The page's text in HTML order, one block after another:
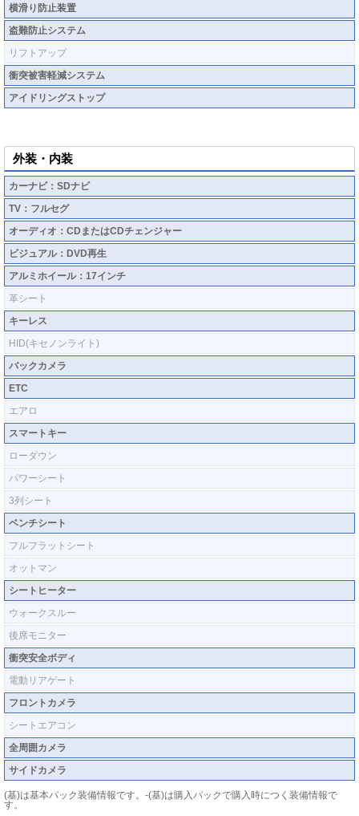
横滑り防止装置
盗難防止システム
リフトアップ
衝突被害軽減システム
アイドリングストップ
外装・内装
カーナビ：SDナビ
TV：フルセグ
オーディオ：CDまたはCDチェンジャー
ビジュアル：DVD再生
アルミホイール：17インチ
革シート
キーレス
HID(キセノンライト)
バックカメラ
ETC
エアロ
スマートキー
ローダウン
パワーシート
3列シート
ベンチシート
フルフラットシート
オットマン
シートヒーター
ウォークスルー
後席モニター
衝突安全ボディ
電動リアゲート
フロントカメラ
シートエアコン
全周囲カメラ
サイドカメラ
(基)は基本パック装備情報です。-(基)は購入パックで購入時につく装備情報で
す。